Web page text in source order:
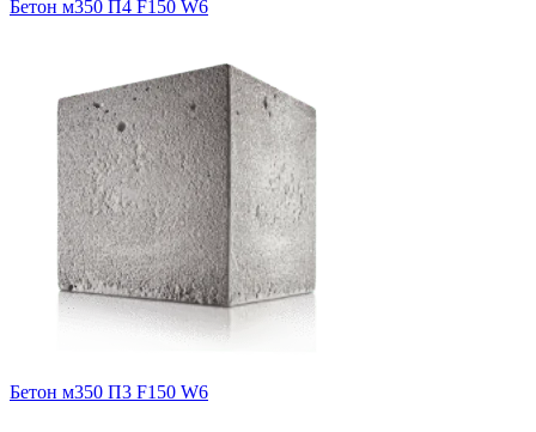
Бетон м350 П4 F150 W6
Бетон м350 П3 F150 W6